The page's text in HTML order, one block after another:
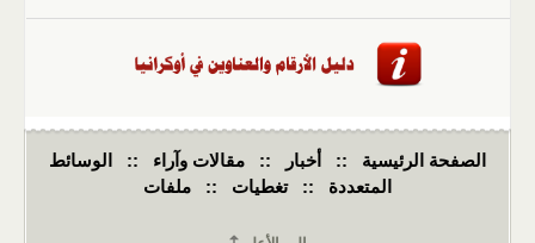
الصفحة الرئيسية :: أخبار :: مقالات وآراء ::
الوسائط
المتعددة
:: تغطيات :: ملفات